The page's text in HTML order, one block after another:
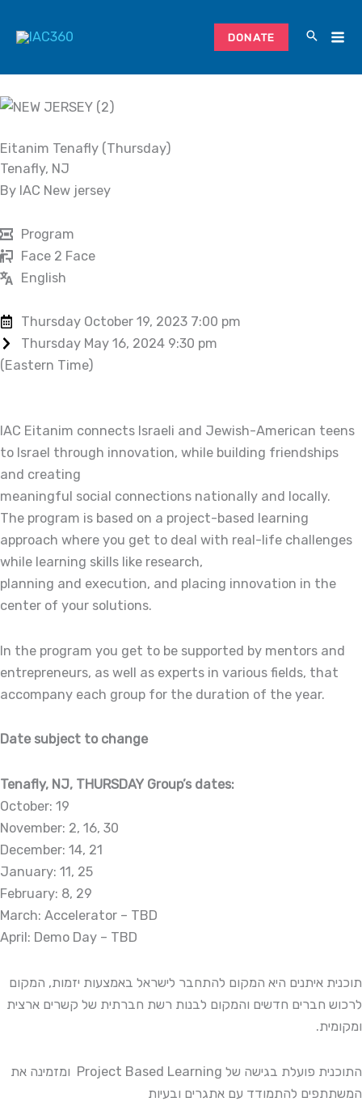
DONATE
Eitanim Tenafly (Thursday)
Tenafly, NJ
By IAC New jersey
Program
Face 2 Face
English
Thursday October 19, 2023 7:00 pm
Thursday May 16, 2024 9:30 pm
(Eastern Time)
IAC Eitanim connects Israeli and Jewish-American teens
to Israel through innovation, while building friendships
and creating
meaningful social connections nationally and locally.
The program is based on a project-based learning
approach where you get to deal with real-life challenges
while learning skills like research,
planning and execution, and placing innovation in the
center of your solutions.
In the program you get to be supported by mentors and
entrepreneurs, as well as experts in various fields, that
accompany each group for the duration of the year.
Date subject to change
Tenafly, NJ, THURSDAY Group’s dates:
October: 19
November: 2, 16, 30
December: 14, 21
January: 11, 25
February: 8, 29
March: Accelerator – TBD
April: Demo Day – TBD
תוכנית איתנים היא המקום להתחבר לישראל באמצעות יזמות, המקום
לרכוש חברים חדשים והמקום לבנות רשת חברתית של קשרים ארצית
ומקומית.
התוכנית פועלת בגישה של Project Based Learning ומזמינה את
המשתתפים להתמודד עם אתגרים ובעיות